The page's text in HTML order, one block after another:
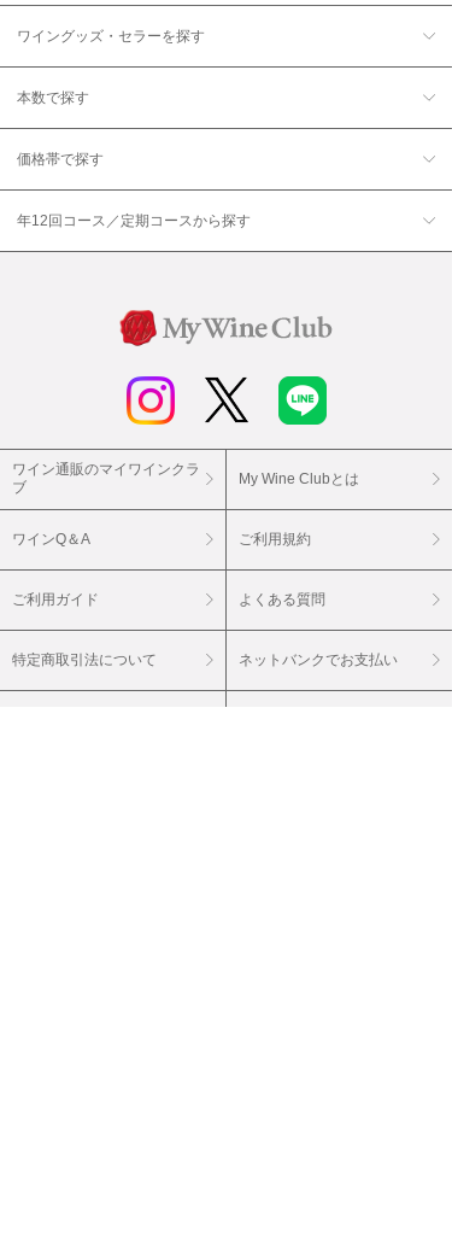
ワイングッズ・セラーを探す
本数で探す
価格帯で探す
年12回コース／定期コースから探す
ワイン通販のマイワインクラ
ブ
My Wine Clubとは
ワインQ＆A ご利用規約
ご利用ガイド よくある質問
特定商取引法について ネットバンクでお支払い